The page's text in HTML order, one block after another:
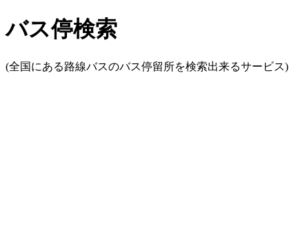
バス停検索
(全国にある路線バスのバス停留所を検索出来るサービス)